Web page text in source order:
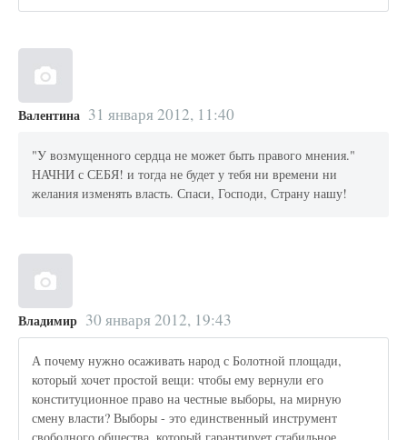
Валентина 31 января 2012, 11:40
"У возмущенного сердца не может быть правого мнения."
НАЧНИ с СЕБЯ! и тогда не будет у тебя ни времени ни
желания изменять власть. Спаси, Господи, Страну нашу!
Владимир 30 января 2012, 19:43
А почему нужно осаживать народ с Болотной площади,
который хочет простой вещи: чтобы ему вернули его
конституционное право на честные выборы, на мирную
смену власти? Выборы - это единственный инструмент